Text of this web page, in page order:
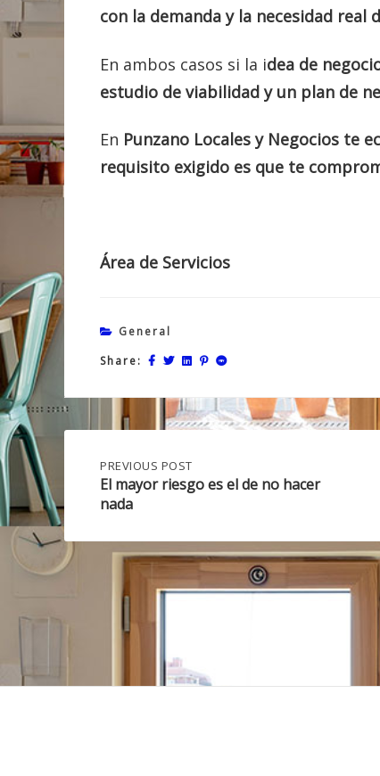
con la demanda y la necesidad real
En ambos casos si la idea de
estudio de viabilidad y un plan de
En Punzano Locales y Negocios te
requisito exigido es que te
Área de Servicios
General
Share:
Post
navigation
PREVIOUS
POST:
EL
MAYOR
ES
NADA
PREVIOUS POST
El mayor riesgo es el de no hacer
nada